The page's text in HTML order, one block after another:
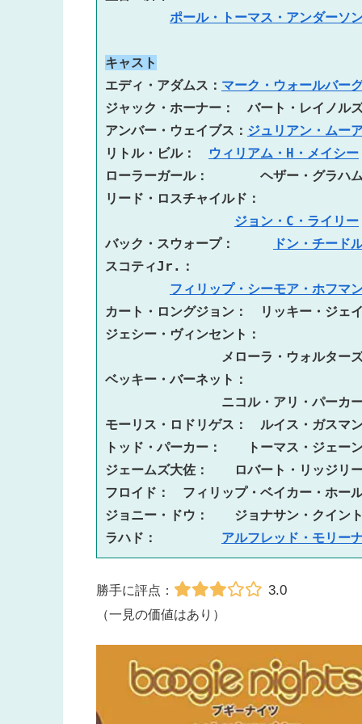
ポール・トーマス・アンダーソ
キャスト
エディ・アダムス： マーク・ウォールバー
ジャック・ホーナー：　バート・レイノル
アンバー・ウェイブス： ジュリアン・ムー
リトル・ビル：
ウィリアム・H・メイシー
ローラーガール：　　　　ヘザー・グラハム
リード・ロスチャイルド：
ジョン・C・ライリー
バック・スウォープ：
ドン・チード
スコティJr.：
フィリップ・シーモア・ホフマ
カート・ロングジョン：　リッキー・ジェイ
ジェシー・ヴィンセント：
メローラ・ウォルター
ベッキー・バーネット：
ニコル・アリ・パーカ
モーリス・ロドリゲス：　ルイス・ガスマ
トッド・パーカー：　　トーマス・ジェー
ジェームズ大佐：　　ロバート・リッジリ
フロイド：　フィリップ・ベイカー・ホー
ジョニー・ドウ：　　ジョナサン・クイント
ラハド： アルフレッド・モリー
勝手に評点： 3.0
（一見の価値はあり）